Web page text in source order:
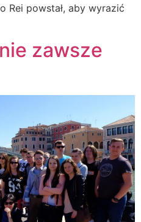
Rei powstał, aby wyrazić
zawsze